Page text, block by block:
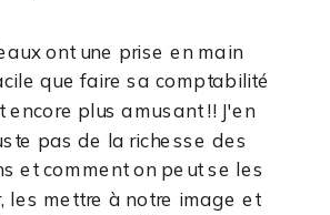
ont une prise en main
que faire sa comptabilité
encore plus amusant !! J'en
pas de la richesse des
et comment on peut se les
les mettre à notre image et